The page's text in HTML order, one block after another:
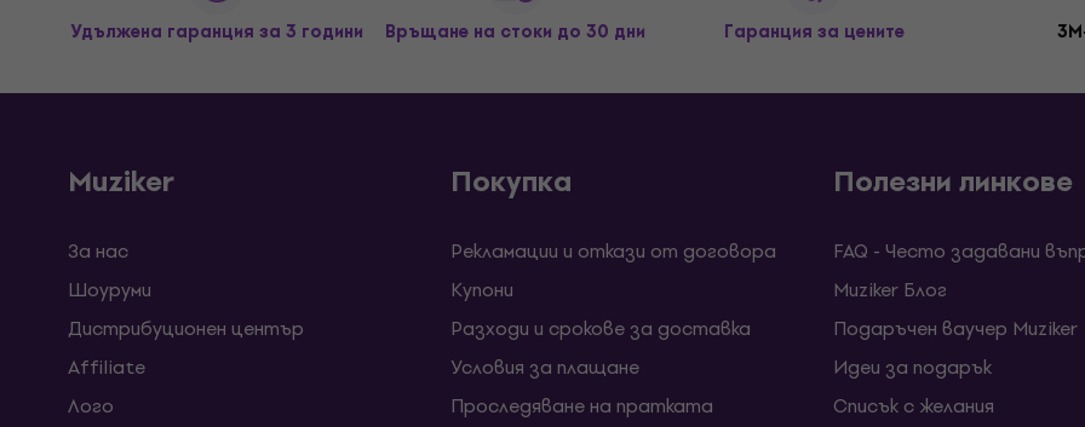
Удължена гаранция за 3 години Връщане на стоки до 30 дни Гаранция за цените
Muziker
За нас
Шоуруми
Дистрибуционен център
Affiliate
Лого
Покупка
Рекламации и откази от договора
Kупони
Разходи и срокове за доставка
Условия за плащане
Проследяване на пратката
Полезни линкове
FAQ - Често задавани
Muziker Блог
Подаръчен ваучер Muziker
Идеи за подарък
Списък с желания